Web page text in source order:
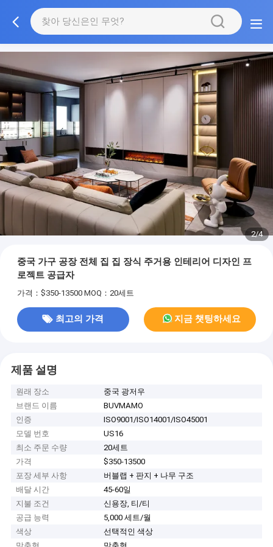
2/4
중국 가구 공장 전체 집 집 장식 주거용 인테리어 디자인 프
로젝트 공급자
가격：$350-13500 MOQ：20세트
최고의 가격 지금 챗팅하세요
제품 설명
원래 장소
중국 광저우
브랜드 이름
BUVMAMO
인증
ISO9001/ISO14001/ISO45001
모델 번호
US16
최소 주문 수량
20세트
가격
$350-13500
포장 세부 사항
버블랩 + 판지 + 나무 구조
배달 시간
45-60일
지불 조건
신용장, 티/티
공급 능력
5,000 세트/월
색상
선택적인 색상